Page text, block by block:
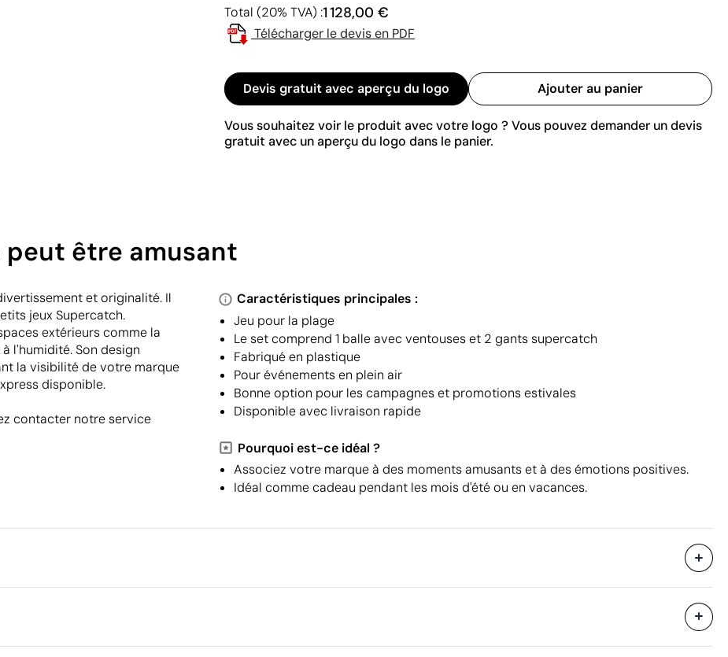
Total (20% TVA) :1 128,00 €
Télécharger le devis en PDF
Devis gratuit avec aperçu du logo Ajouter au panier
Vous souhaitez voir le produit avec votre logo ? Vous pouvez demander un devis
gratuit avec un aperçu du logo dans le panier.
être amusant
et originalité. Il
jeux Supercatch.
extérieurs comme la
l'humidité. Son design
la visibilité de votre marque
disponible.
contacter notre service
Caractéristiques principales :
Jeu pour la plage
Le set comprend 1 balle avec ventouses et 2 gants supercatch
Fabriqué en plastique
Pour événements en plein air
Bonne option pour les campagnes et promotions estivales
Disponible avec livraison rapide
Pourquoi est-ce idéal ?
Associez votre marque à des moments amusants et à des émotions positives.
Idéal comme cadeau pendant les mois d'été ou en vacances.
Emballage